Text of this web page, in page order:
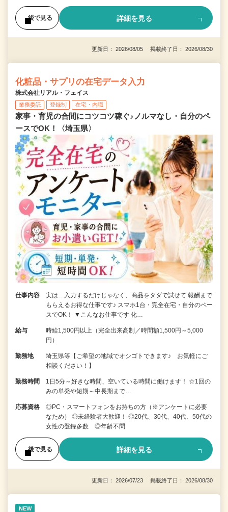
後で見る 詳細を見る
更新日： 2026/08/05 掲載終了日： 2026/08/30
化粧品・サプリの在宅データ入力
株式会社リアル・フェイス
業務委託 登録制 在宅・内職
家事・育児の合間にコツコツ稼ぐ♪ノルマなし・自分のペ
ースでOK！〈埼玉県〉
仕事内容
実は…入力するだけじゃなく、商品をタダで試せて 報酬まで
もらえるお得な仕事です♪ スマホ1台・完全在宅・自分のペー
スでOK！ ▼こんなお仕事です 化…
給与
時給1,500円以上（完全出来高制／時間額1,500円～5,000
円）
勤務地
埼玉県等【ご希望の地域でオシゴトできます♪ お気軽にご
相談ください！】
勤務時間
1日5分～好きな時間、空いている時間に働けます！ ☆1回の
みの単発や短期～中長期まで…
応募資格
◎PC・スマートフォンをお持ちの方（※アンケートに必要
なため） ◎未経験者大歓迎！ ◎20代、30代、40代、50代の
女性の登録多数 ◎年齢不問
後で見る 詳細を見る
更新日： 2026/07/23 掲載終了日： 2026/08/30
NEW